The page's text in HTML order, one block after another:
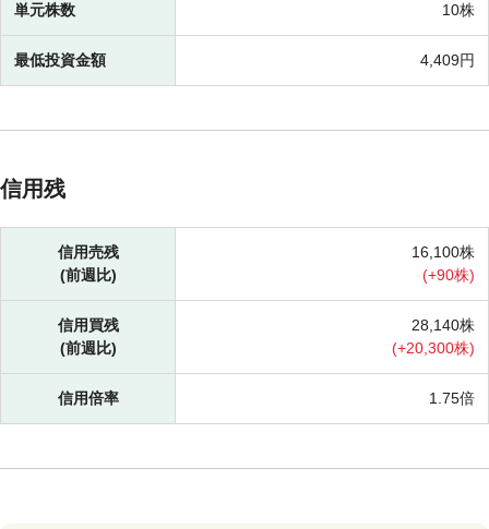
単元株数 10株
最低投資金額 4,409円
信用残
信用売残
(前週比)
16,100株
(+90株)
信用買残
(前週比)
28,140株
(+20,300株)
信用倍率 1.75倍